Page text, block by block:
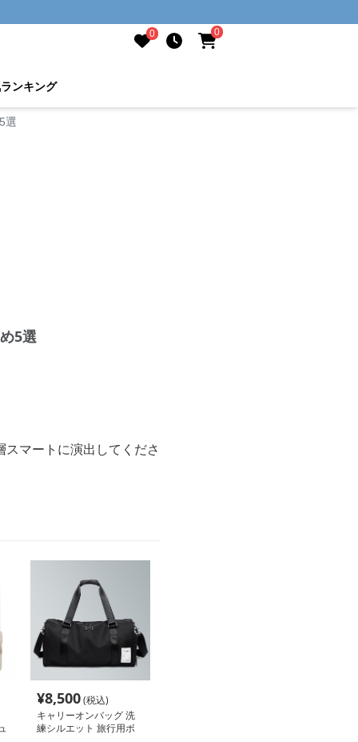
0 0
ランキング
選
5選
マートに演出してくださ
¥8,500(税込)
キャリーオンバッグ 洗
練シルエット 旅行用ボ